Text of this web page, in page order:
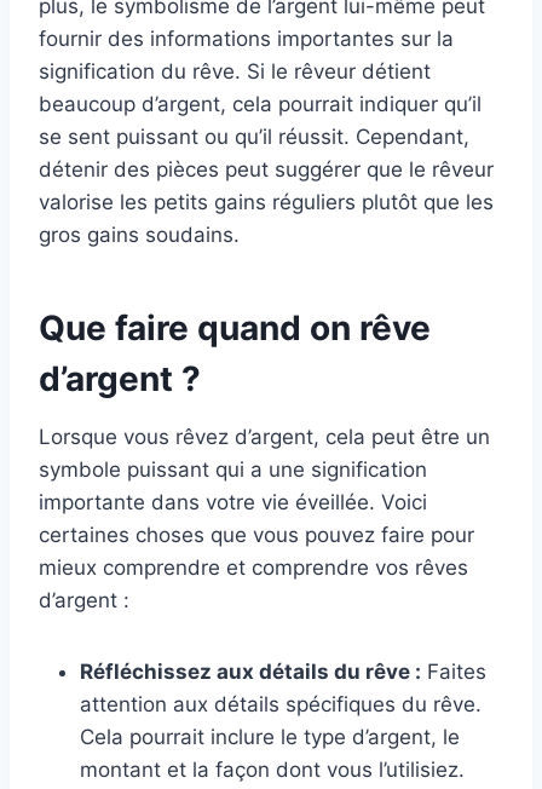
plus, le symbolisme de l’argent lui-même peut
fournir des informations importantes sur la
signification du rêve. Si le rêveur détient
beaucoup d’argent, cela pourrait indiquer qu’il
se sent puissant ou qu’il réussit. Cependant,
détenir des pièces peut suggérer que le rêveur
valorise les petits gains réguliers plutôt que les
gros gains soudains.
Que faire quand on rêve
d’argent ?
Lorsque vous rêvez d’argent, cela peut être un
symbole puissant qui a une signification
importante dans votre vie éveillée. Voici
certaines choses que vous pouvez faire pour
mieux comprendre et comprendre vos rêves
d’argent :
Réfléchissez aux détails du rêve : Faites
attention aux détails spécifiques du rêve.
Cela pourrait inclure le type d’argent, le
montant et la façon dont vous l’utilisiez.